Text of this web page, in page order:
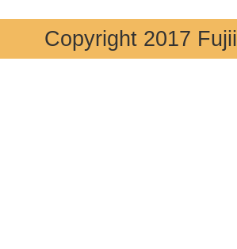
Copyright 2017